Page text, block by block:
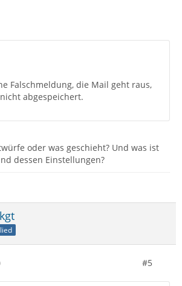
Falschmeldung, die Mail geht raus,
abgespeichert.
oder was geschieht? Und was ist
dessen Einstellungen?
#5